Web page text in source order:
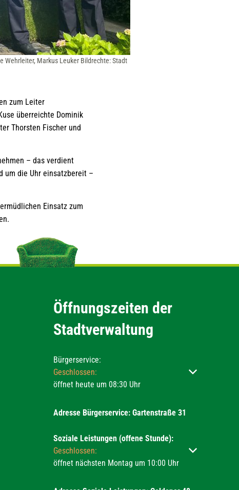
Wehrleiter, Markus Leuker Bildrechte: Stadt
zum Leiter
überreichte Dominik
Thorsten Fischer und
– das verdient
um die Uhr einsatzbereit –
Einsatz zum
Öffnungszeiten der
Stadtverwaltung
Bürgerservice:
Klicken, um weitere Öffnungs- oder Schließzeiten
Geschlossen:
öffnet heute um 08:30 Uhr
Adresse Bürgerservice: Gartenstraße 31
Soziale Leistungen (offene Stunde):
Klicken, um weitere Öffnungs- oder Schließzeiten
Geschlossen:
öffnet nächsten Montag um 10:00 Uhr